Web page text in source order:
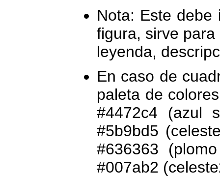
Nota: Este
figura, sirve
leyenda,
En caso de
paleta de
#4472c4 (azul
#5b9bd5
#636363
#007ab2